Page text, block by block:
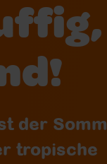
der
tropische